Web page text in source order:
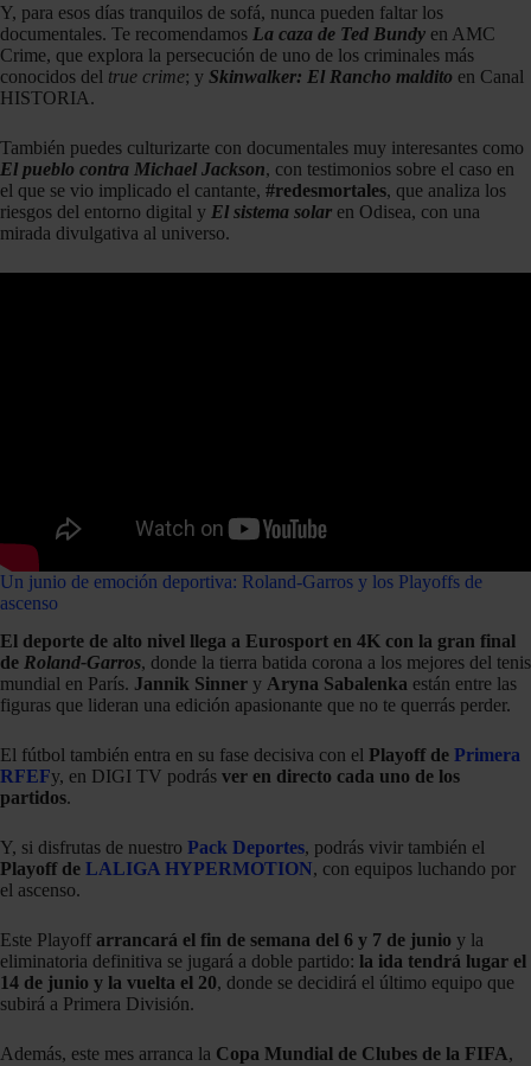
Y, para esos días tranquilos de sofá, nunca pueden faltar los
documentales. Te recomendamos La caza de Ted Bundy en AMC
Crime, que explora la persecución de uno de los criminales más
conocidos del true crime; y Skinwalker: El Rancho maldito en Canal
HISTORIA.
También puedes culturizarte con documentales muy interesantes como
El pueblo contra Michael Jackson, con testimonios sobre el caso en
el que se vio implicado el cantante, #redesmortales, que analiza los
riesgos del entorno digital y El sistema solar en Odisea, con una
mirada divulgativa al universo.
Un junio de emoción deportiva: Roland-Garros y los Playoffs de
ascenso
El deporte de alto nivel llega a Eurosport en 4K con la gran final
de Roland-Garros, donde la tierra batida corona a los mejores del tenis
mundial en París. Jannik Sinner y Aryna Sabalenka están entre las
figuras que lideran una edición apasionante que no te querrás perder.
El fútbol también entra en su fase decisiva con el Playoff de Primera
RFEFy, en DIGI TV podrás ver en directo cada uno de los
partidos.
Y, si disfrutas de nuestro Pack Deportes, podrás vivir también el
Playoff de LALIGA HYPERMOTION, con equipos luchando por
el ascenso.
Este Playoff arrancará el fin de semana del 6 y 7 de junio y la
eliminatoria definitiva se jugará a doble partido: la ida tendrá lugar el
14 de junio y la vuelta el 20, donde se decidirá el último equipo que
subirá a Primera División.
Además, este mes arranca la Copa Mundial de Clubes de la FIFA,